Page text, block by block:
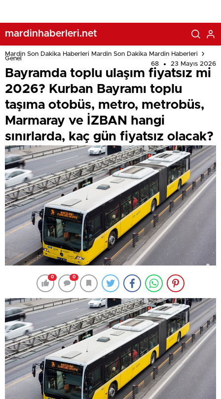
mardinhaberleri.net
Mardin Son Dakika Haberleri Mardin Son Dakika Mardin Haberleri
Genel
68
23 Mayıs 2026
Bayramda toplu ulaşım fiyatsız mi
2026? Kurban Bayramı toplu
taşıma otobüs, metro, metrobüs,
Marmaray ve İZBAN hangi
sınırlarda, kaç gün fiyatsız olacak?
0 0